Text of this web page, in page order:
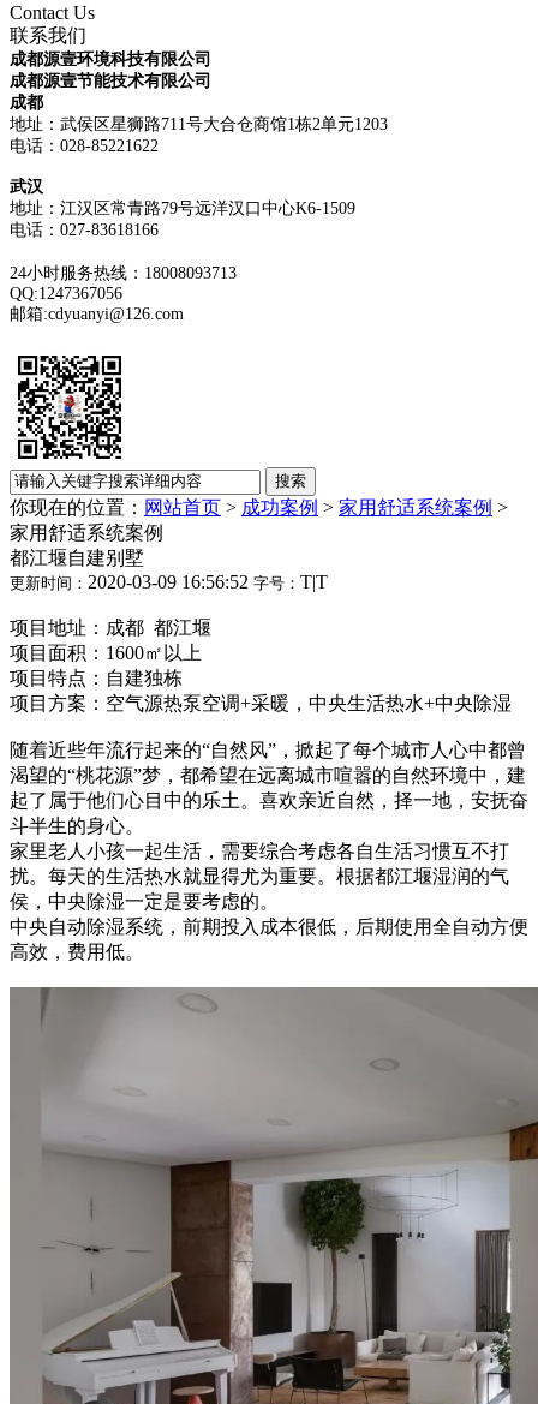
Contact Us
联系我们
成都源壹环境科技有限公司
成都源壹节能技术有限公司
成都
地址：武侯区星狮路711号大合仓商馆1栋2单元1203
电话：028-85221622
武汉
地址：江汉区常青路79号远洋汉口中心K6-1509
电话： 027-83618166
24小时服务热线：18008093713
QQ:1247367056
邮箱:cdyuanyi@126.com
你现在的位置： 网站首页 > 成功案例 > 家用舒适系统案例 >
家用舒适系统案例
都江堰自建别墅
更新时间： 2020-03-09 16:56:52 字号： T|T
项目地址：成都 都江堰
项目面积：1600㎡以上
项目特点：自建独栋
项目方案：空气源热泵空调+采暖，中央生活热水+中央除湿
随着近些年流行起来的“自然风”，掀起了每个城市人心中都曾
渴望的“桃花源”梦，都希望在远离城市喧嚣的自然环境中，建
起了属于他们心目中的乐土。喜欢亲近自然，择一地，安抚奋
斗半生的身心。
家里老人小孩一起生活，需要综合考虑各自生活习惯互不打
扰。每天的生活热水就显得尤为重要。根据都江堰湿润的气
侯，中央除湿一定是要考虑的。
中央自动除湿系统，前期投入成本很低，后期使用全自动方便
高效，费用低。